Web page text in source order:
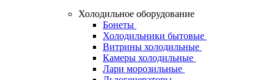
Холодильное оборудование
Бонеты
Холодильники бытовые
Витрины холодильные
Камеры холодильные
Лари морозильные